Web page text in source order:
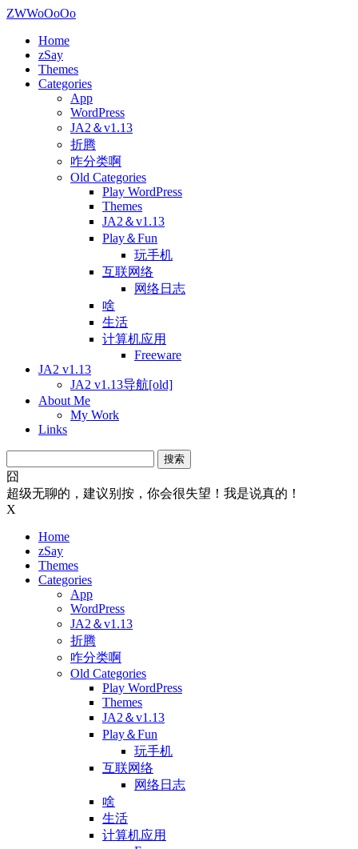
ZWWoOoOo
Home
zSay
Themes
Categories
App
WordPress
JA2＆v1.13
折腾
咋分类啊
Old Categories
Play WordPress
Themes
JA2＆v1.13
Play＆Fun
玩手机
互联网络
网络日志
啥
生活
计算机应用
Freeware
JA2 v1.13
JA2 v1.13导航[old]
About Me
My Work
Links
索：
囧
超级无聊的，建议别按，你会很失望！我是说真的！
X
Home
zSay
Themes
Categories
App
WordPress
JA2＆v1.13
折腾
咋分类啊
Old Categories
Play WordPress
Themes
JA2＆v1.13
Play＆Fun
玩手机
互联网络
网络日志
啥
生活
计算机应用